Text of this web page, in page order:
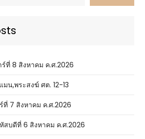
ที่ 8 สิงหาคม ค.ศ.2026
น,พระสงฆ์ ศต. 12-13
7 สิงหาคม ค.ศ.2026
บดีที่ 6 สิงหาคม ค.ศ.2026